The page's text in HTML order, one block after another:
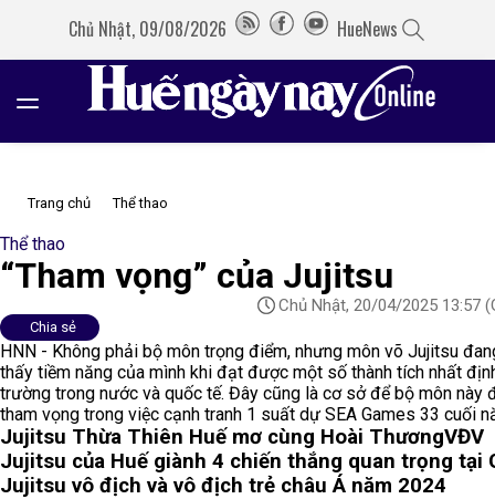
Chủ Nhật, 09/08/2026 HueNews
Trang chủ Thể thao
Thể thao
“Tham vọng” của Jujitsu
Chủ Nhật, 20/04/2025 13:57
Chia sẻ
HNN - Không phải bộ môn trọng điểm, nhưng môn võ Jujitsu
thấy tiềm năng của mình khi đạt được một số thành tích nhất
trường trong nước và quốc tế. Đây cũng là cơ sở để bộ môn này
tham vọng trong việc cạnh tranh 1 suất dự SEA Games 33 cuối
Jujitsu Thừa Thiên Huế mơ cùng Hoài ThươngVĐV
Jujitsu của Huế giành 4 chiến thắng quan trọng tại
Jujitsu vô địch và vô địch trẻ châu Á năm 2024